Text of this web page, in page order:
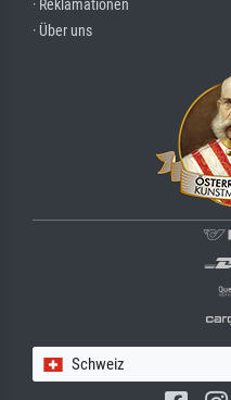
· Reklamationen
· Über uns
Schweiz